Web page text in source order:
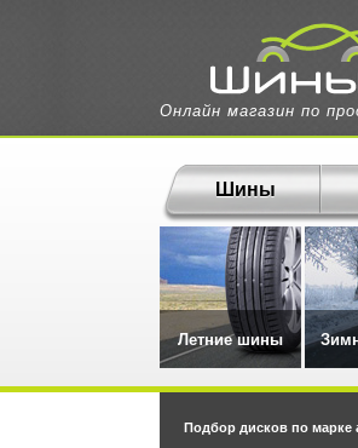
Онлайн магазин по
Шины
Летние шины
Подбор дисков по марке